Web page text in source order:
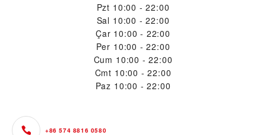
Pzt 10:00 - 22:00
Sal 10:00 - 22:00
Çar 10:00 - 22:00
Per 10:00 - 22:00
Cum 10:00 - 22:00
Cmt 10:00 - 22:00
Paz 10:00 - 22:00
+86 574 8816 0580